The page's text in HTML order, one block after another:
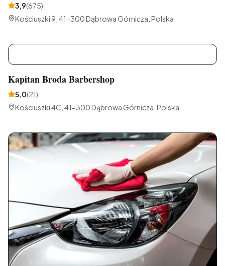
3,9(675)
Kościuszki 9, 41-300 Dąbrowa Górnicza, Polska
Kapitan Broda Barbershop
5,0(21)
Kościuszki 4C, 41-300 Dąbrowa Górnicza, Polska